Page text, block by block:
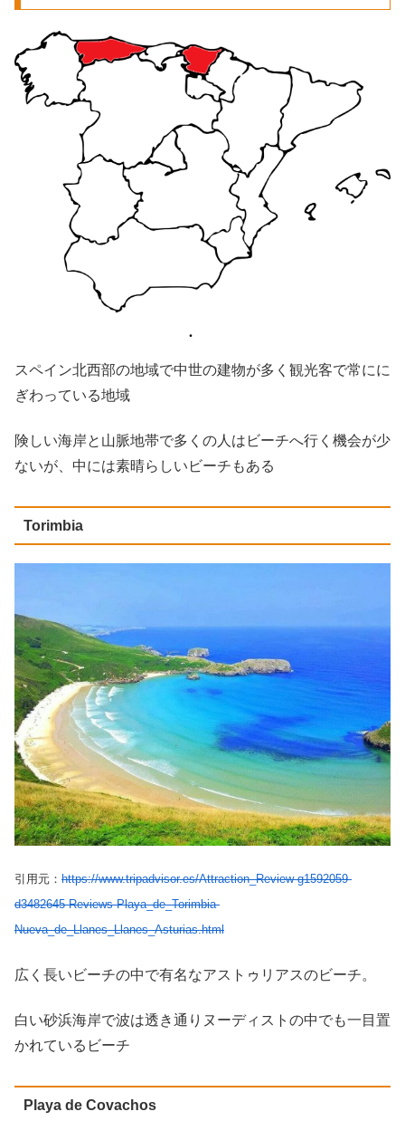
スペイン北西部の地域で中世の建物が多く観光客で常にに
ぎわっている地域
険しい海岸と山脈地帯で多くの人はビーチへ行く機会が少
ないが、中には素晴らしいビーチもある
Torimbia
引用元： https://www.tripadvisor.es/Attraction_Review-g1592059-
d3482645-Reviews-Playa_de_Torimbia-
Nueva_de_Llanes_Llanes_Asturias.html
広く長いビーチの中で有名なアストゥリアスのビーチ。
白い砂浜海岸で波は透き通りヌーディストの中でも一目置
かれているビーチ
Playa de Covachos